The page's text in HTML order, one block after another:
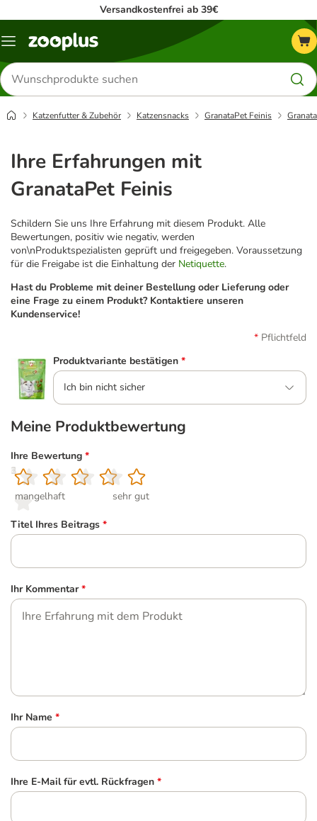
Versandkostenfrei ab 39€
Menü
Produkte
suchen
Katzenfutter & Zubehör Katzensnacks GranataPet Feinis
Ihre Erfahrungen mit
GranataPet Feinis
Schildern Sie uns Ihre Erfahrung mit diesem Produkt. Alle
Bewertungen, positiv wie negativ, werden
von\nProduktspezialisten geprüft und freigegeben. Voraussetzung
für die Freigabe ist die Einhaltung der Netiquette.
Hast du Probleme mit deiner Bestellung oder Lieferung oder
eine Frage zu einem Produkt? Kontaktiere unseren
Kundenservice!
Pflichtfeld
Produktvariante bestätigen *
Ich bin nicht sicher
Meine Produktbewertung
Ihre Bewertung *
1
mangelhaft
2
3
4
5
sehr gut
Titel Ihres Beitrags *
Ihr Kommentar *
Ihr Name *
Ihre E-Mail für evtl. Rückfragen *